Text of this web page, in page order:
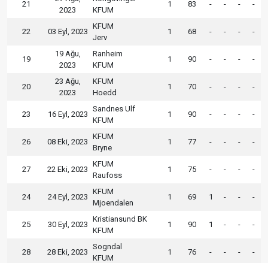
21
2023
KFUM
1 83 - - - -
22 03 Eyl, 2023
KFUM
Jerv
1 68 - - - -
19
19 Ağu,
2023
Ranheim
KFUM
1 90 - - - -
20
23 Ağu,
2023
KFUM
Hoedd
1 70 - - - -
23 16 Eyl, 2023
Sandnes Ulf
KFUM
1 90 - - - -
26 08 Eki, 2023
KFUM
Bryne
1 77 - - - -
27 22 Eki, 2023
KFUM
Raufoss
1 75 - - - -
24 24 Eyl, 2023
KFUM
Mjoendalen
1 69 1 - - -
25 30 Eyl, 2023
Kristiansund BK
KFUM
1 90 1 - - -
28 28 Eki, 2023
Sogndal
KFUM
1 76 - - - -